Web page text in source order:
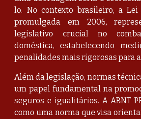
lo. No contexto brasileiro, aLei
promulgada em 2006,
legislativo crucial no
doméstica, estabelecendo
penalidades mais rigorosas para
Além da legislação, normas
um papel fundamental na
seguros e igualitários. A ABNT
como uma norma que visa